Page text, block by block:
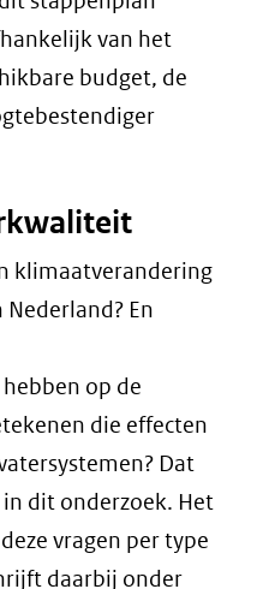
van het
budget, de
klimaatverandering
En
op de
die effecten
Dat
dit onderzoek. Het
vragen per type
daarbij onder